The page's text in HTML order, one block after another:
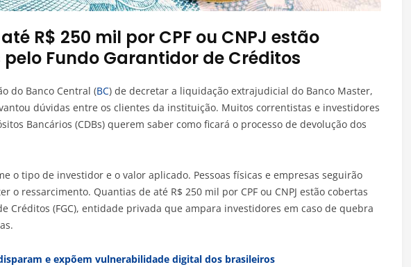
R$ 250 mil por CPF ou CNPJ estão
Fundo Garantidor de Créditos
do Banco Central (BC) de decretar a liquidação extrajudicial do Banco Master,
dúvidas entre os clientes da instituição. Muitos correntistas e investidores
Bancários (CDBs) querem saber como ficará o processo de devolução dos
o tipo de investidor e o valor aplicado. Pessoas físicas e empresas seguirão
o ressarcimento. Quantias de até R$ 250 mil por CPF ou CNPJ estão cobertas
Créditos (FGC), entidade privada que ampara investidores em caso de quebra
e expõem vulnerabilidade digital dos brasileiros